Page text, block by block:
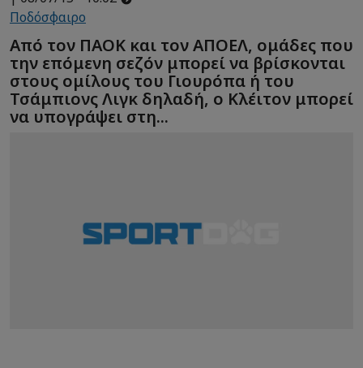
Ποδόσφαιρο
Από τον ΠΑΟΚ και τον ΑΠΟΕΛ, ομάδες που
την επόμενη σεζόν μπορεί να βρίσκονται
στους ομίλους του Γιουρόπα ή του
Τσάμπιονς Λιγκ δηλαδή, ο Κλέιτον μπορεί
να υπογράψει στη...